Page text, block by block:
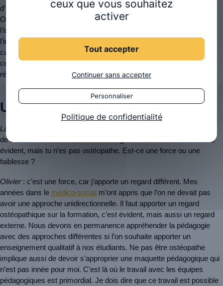
d’inclure nos étudiants, et donc les ostéopathes formés chez
Ostéobio, de la meilleure manière dans le système de soins. À
l’issue des 5 ans d’études, ils sont en mesure de travailler avec
l’intégralité des autres professionnels de santé. Ensuite, ce qui
caractérise Ostéobio, c’est cette vision de la prise en charge,
centrée sur la source de la douleur, qui permet d’apporter une
réponse précise à la plainte du patient.
Un regard différent
La com’
de l’école dans le cadre de son enseignement. Tout cela te semble
évident, mais tu n’es pas ostéopathe. Est-ce une force ou une
faiblesse ?
Olivier : c’est une force, car j’apporte un regard différent. Mes
années dans le médico-social m’ont appris que l’on ne devait pas
avoir une approche unidirectionnelle. Il faut apporter un regard
ostéopathique sur la formation, c’est évident, mais aussi un regard
externe. Nous devons en permanence appréhender la pédagogie
avec des approches différentes si l’on souhaite apporter un
enseignement qualitatif à nos étudiants. Ne pas être ostéopathe
implique aussi de devoir s’approprier une maquette pédagogique qui
n’est pas innée pour moi. C’est là où le travail avec les équipes
pédagogiques est primordial. Je dois dire que ce travail est possible
ceux que vous souhaitez
activer
Tout accepter
Continuer sans accepter
Personnaliser
Politique de confidentialité